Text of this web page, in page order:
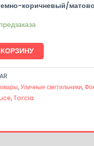
коричневый/
,Уличные светильники,
,Torcia